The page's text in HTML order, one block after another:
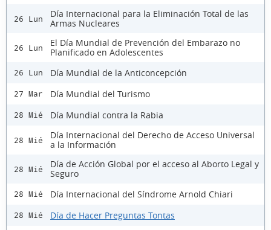
26 Lun
Día Internacional para la Eliminación Total de las
Armas Nucleares
26 Lun
El Día Mundial de Prevención del Embarazo no
Planificado en Adolescentes
26 Lun Día Mundial de la Anticoncepción
27 Mar Día Mundial del Turismo
28 Mié Día Mundial contra la Rabia
28 Mié
Día Internacional del Derecho de Acceso Universal
a la Información
28 Mié
Día de Acción Global por el acceso al Aborto Legal y
Seguro
28 Mié Día Internacional del Síndrome Arnold Chiari
28 Mié Día de Hacer Preguntas Tontas